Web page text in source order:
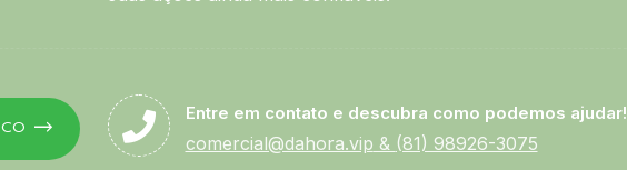
Entre em contato e descubra como podemos ajudar!
comercial@dahora.vip & (81) 98926-3075